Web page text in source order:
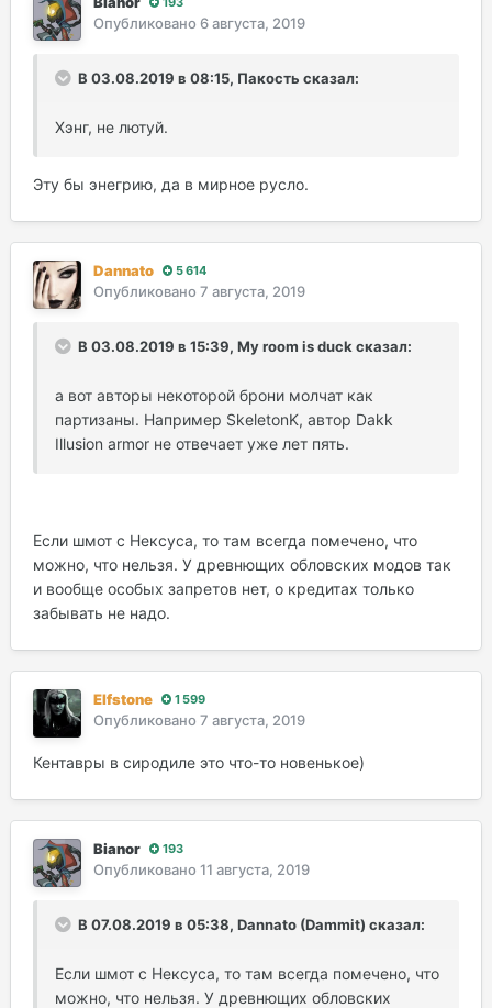
Опубликовано 6 августа, 2019
В 03.08.2019 в 08:15, Пакость сказал:
Хэнг, не лютуй.
Эту бы энегрию, да в мирное русло.
Dannato 5 614
Опубликовано 7 августа, 2019
В 03.08.2019 в 15:39, My room is duck сказал:
а вот авторы некоторой брони молчат как
партизаны. Например SkeletonK, автор Dakk
Illusion armor не отвечает уже лет пять.
Если шмот с Нексуса, то там всегда помечено, что
можно, что нельзя. У древнющих обловских модов так
и вообще особых запретов нет, о кредитах только
забывать не надо.
Elfstone 1 599
Опубликовано 7 августа, 2019
Кентавры в сиродиле это что-то новенькое)
Bianor 193
Опубликовано 11 августа, 2019
В 07.08.2019 в 05:38, Dannato (Dammit) сказал:
Если шмот с Нексуса, то там всегда помечено, что
можно, что нельзя. У древнющих обловских